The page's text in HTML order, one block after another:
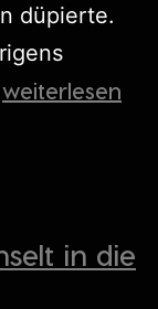
düpierte.
weiterlesen
in die